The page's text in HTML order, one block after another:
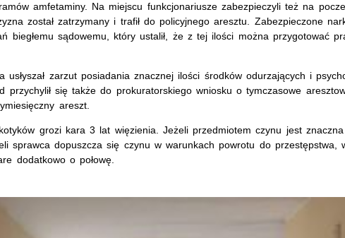
amfetaminy. Na miejscu funkcjonariusze zabezpieczyli też na
został zatrzymany i trafił do policyjnego aresztu. Zabezpieczone
biegłemu sądowemu, który ustalił, że z tej ilości można przygotować
usłyszał zarzut posiadania znacznej ilości środków odurzających i
przychylił się także do prokuratorskiego wniosku o tymczasowe
areszt.
grozi kara 3 lat więzienia. Jeżeli przedmiotem czynu jest
sprawca dopuszcza się czynu w warunkach powrotu do przestępstwa,
dodatkowo o połowę.